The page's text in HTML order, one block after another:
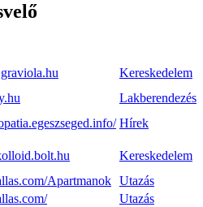
Kereskedelem
Lakberendezés
Hírek
Kereskedelem
Apartmanok Utazás
Utazás